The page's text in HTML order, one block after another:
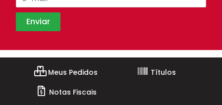
Meus Pedidos
Títulos
Notas Fiscais